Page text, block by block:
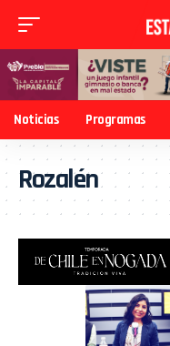
Noticias Programas
Rozalén